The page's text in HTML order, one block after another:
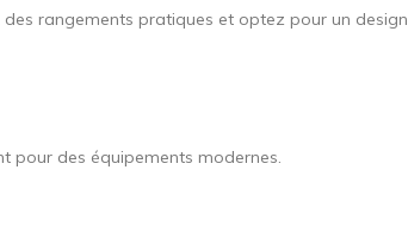
rangements pratiques et optez pour un design
pour des équipements modernes.